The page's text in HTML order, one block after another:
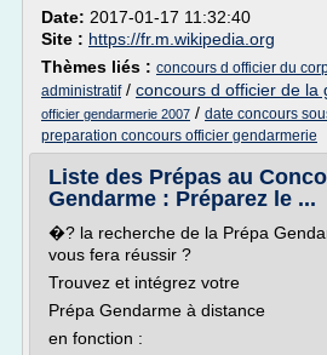
Date: 2017-01-17 11:32:40
Site : https://fr.m.wikipedia.org
Thèmes liés : concours d officier du
administratif/ concours d officier de la
officier gendarmerie 2007 / date concours
preparation concours officier gendarmerie
Liste des Prépas au
Gendarme : Préparez le ...
�? la recherche de la Prépa
vous fera réussir ?
Trouvez et intégrez votre
Prépa Gendarme à distance
en fonction :